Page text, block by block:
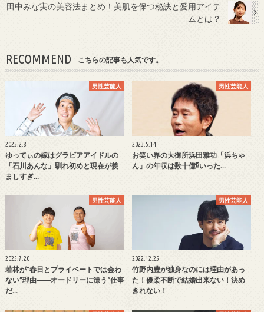
田中みな実の美容法まとめ！美肌を保つ秘訣と愛用アイテ
ムとは？
RECOMMEND こちらの記事も人気です。
男性芸能人
2025.2.8
ゆってぃの嫁はグラビアアイドルの
「石川あんな」馴れ初めと現在が羨
ましすぎ…
男性芸能人
2023.5.14
お笑い界の大御所浜田雅功「浜ちゃ
ん」の年収は数十億⁉いった…
男性芸能人
2025.7.20
若林が“春日とプライベートでは会わ
ない”理由――オードリーに漂う“仕事
だ…
男性芸能人
2022.12.25
竹野内豊が独身なのには理由があっ
た！優柔不断で結婚出来ない！決め
きれない！